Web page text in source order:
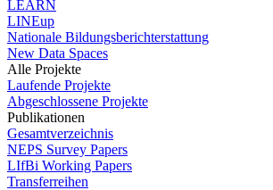
LEARN
LINEup
Nationale Bildungsberichterstattung
New Data Spaces
Alle Projekte
Laufende Projekte
Abgeschlossene Projekte
Publikationen
Gesamtverzeichnis
NEPS Survey Papers
LIfBi Working Papers
Transferreihen